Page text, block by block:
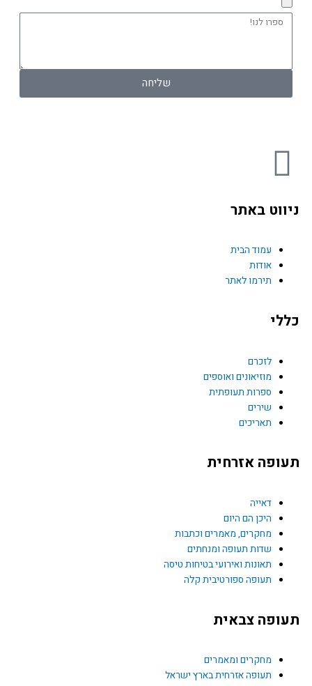
ספרו
שליחה
F
a
c
e
b
o
o
k
ניווט באתר
עמוד הבית
אודות
תירמו לאתר
כללי
לזכרם
מוזיאונים ואוספים
ספרות תעופתית
שירים
תאריכים
תעופה אזרחית
דאייה
היכן הם היום
מחקרים, מאמרים וכתבות
שדות תעופה ומנחתים
תאונות ואירועי בטיחות טיסה
תעופה ספורטיבית קלה
תעופה צבאית
מחקרים ומאמרים
תעופה אזרחית בארץ ישראל